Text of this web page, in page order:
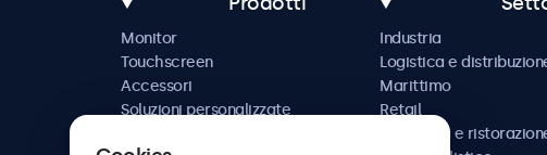
Monitor
Touchscreen
Accessori
Soluzioni personalizzate
Industria
Logistica e
Marittimo
Retail
Ospitalità e